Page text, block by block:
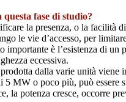
questa fase di studio?
la presenza, o la facilità
le vie d’accesso, per
importante è l’esistenza di un
eccessiva.
dalla varie unità viene
5 MW o poco più, può essere
la potenza cresce, occorre